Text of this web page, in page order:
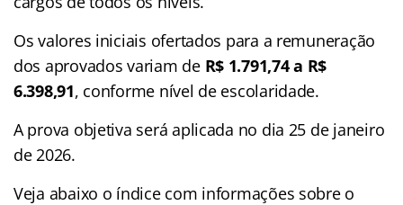
Os valores iniciais ofertados para a remuneração
dos aprovados variam de R$ 1.791,74 a R$
6.398,91, conforme nível de escolaridade.
A prova objetiva será aplicada no dia 25 de janeiro
de 2026.
Veja abaixo o índicecom informações sobre o